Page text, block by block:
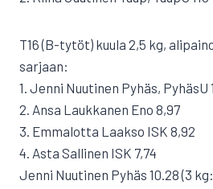
T16 (B-tytöt) kuula 2,5 kg,
sarjaan:
1. Jenni Nuutinen Pyhäs, PyhäsU
2. Ansa Laukkanen Eno 8,97
3. Emmalotta Laakso ISK 8,92
4. Asta Sallinen ISK 7,74
Jenni Nuutinen Pyhäs 10.28 (3